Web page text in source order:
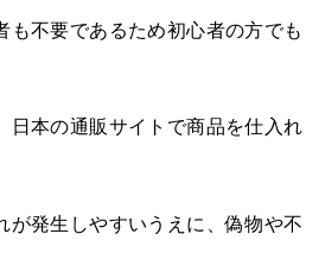
不要であるため初心者の方でも
日本の通販サイトで商品を仕入れ
が発生しやすいうえに、偽物や不